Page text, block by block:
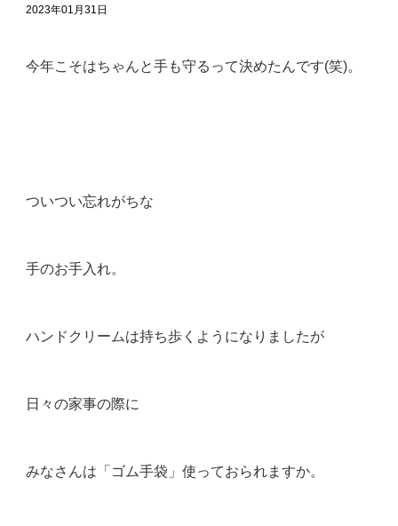
2023年01月31日
今年こそはちゃんと手も守るって決めたんです(笑)。
ついつい忘れがちな
手のお手入れ。
ハンドクリームは持ち歩くようになりましたが
日々の家事の際に
みなさんは「ゴム手袋」使っておられますか。